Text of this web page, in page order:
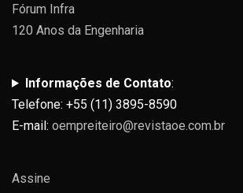
Fórum Infra
120 Anos da Engenharia
Informações de Contato:
Telefone: +55 (11) 3895-8590
E-mail: oempreiteiro@revistaoe.com.br
Assine